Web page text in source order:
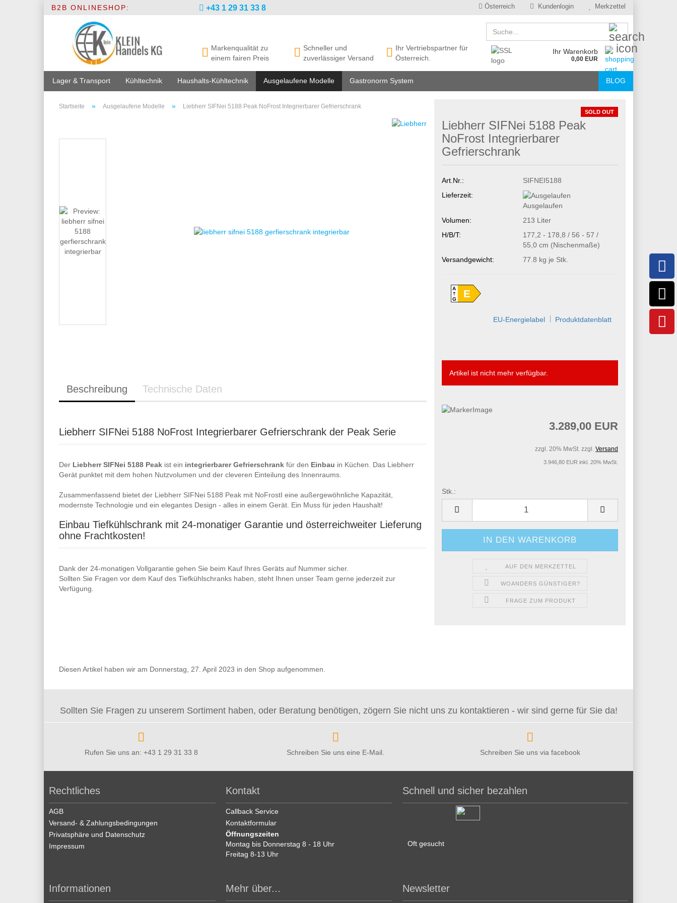
Österreich Kundenlogin Merkzettel
B2B ONLINESHOP:
Markenqualität zu
einem fairen Preis
Schneller und
zuverlässiger Versand
Ihr Vertriebspartner für
Österreich.
+43 1 29 31 33 8
Ihr Warenkorb
0,00 EUR
Lager & Transport Kühltechnik Haushalts-Kühltechnik Ausgelaufene Modelle Gastronorm System BLOG
Startseite » Ausgelaufene Modelle » Liebherr SIFNei 5188 Peak NoFrost Integrierbarer Gefrierschrank
SOLD OUT
Liebherr SIFNei 5188 Peak
NoFrost Integrierbarer
Gefrierschrank
Art.Nr.:
SIFNEI5188
Lieferzeit:
Ausgelaufen
Volumen:
213 Liter
H/B/T:
177,2 - 178,8 / 56 - 57 /
55,0 cm (Nischenmaße)
Versandgewicht:
77.8 kg je Stk.
A
GE
EU-Energielabel Produktdatenblatt
Artikel ist nicht mehr verfügbar.
3.289,00 EUR
zzgl. 20% MwSt. zzgl. Versand
3.946,80 EUR inkl. 20% MwSt.
Stk.:
AUF DEN MERKZETTEL
WOANDERS GÜNSTIGER?
FRAGE ZUM PRODUKT
Beschreibung Technische Daten
Liebherr SIFNei 5188 NoFrost Integrierbarer Gefrierschrank der Peak Serie
Der Liebherr SIFNei 5188 Peak ist ein integrierbarer Gefrierschrank für den Einbau in Küchen. Das Liebherr
Gerät punktet mit dem hohen Nutzvolumen und der cleveren Einteilung des Innenraums.
Zusammenfassend bietet der Liebherr SIFNei 5188 Peak mit NoFrostI eine außergewöhnliche Kapazität,
modernste Technologie und ein elegantes Design - alles in einem Gerät. Ein Muss für jeden Haushalt!
Einbau Tiefkühlschrank mit 24-monatiger Garantie und österreichweiter Lieferung
ohne Frachtkosten!
Dank der 24-monatigen Vollgarantie gehen Sie beim Kauf Ihres Geräts auf Nummer sicher.
Sollten Sie Fragen vor dem Kauf des Tiefkühlschranks haben, steht Ihnen unser Team gerne jederzeit zur
Verfügung.
Diesen Artikel haben wir am Donnerstag, 27. April 2023 in den Shop aufgenommen.
Sollten Sie Fragen zu unserem Sortiment haben, oder Beratung benötigen, zögern Sie nicht uns zu kontaktieren - wir sind gerne für Sie da!
Rufen Sie uns an: +43 1 29 31 33 8 Schreiben Sie uns eine E-Mail. Schreiben Sie uns via facebook
Rechtliches
AGB
Versand- & Zahlungsbedingungen
Privatsphäre und Datenschutz
Impressum
Kontakt
Callback Service
Kontaktformular
Öffnungszeiten
Montag bis Donnerstag 8 - 18 Uhr
Freitag 8-13 Uhr
Schnell und sicher bezahlen
Oft gesucht
Informationen Mehr über... Newsletter